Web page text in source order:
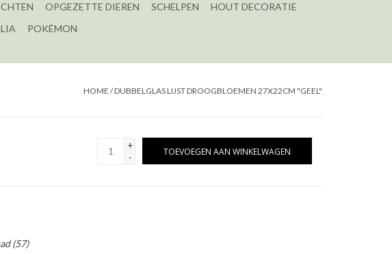
OPGEZETTE DIEREN SCHELPEN
HOUT DECORATIE
POKÉMON
HOME /DUBBELGLAS LIJST DROOGBLOEMEN 27X22CM "GEEL"
+
-
TOEVOEGEN AAN WINKELWAGEN
(57)